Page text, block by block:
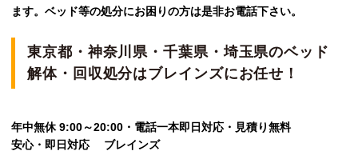
ます。ベッド等の処分にお困りの方は是非お電話下さい。
東京都・神奈川県・千葉県・埼玉県のベッド
解体・回収処分はブレインズにお任せ！
年中無休 9:00～20:00・電話一本即日対応・見積り無料
安心・即日対応
ブレインズ